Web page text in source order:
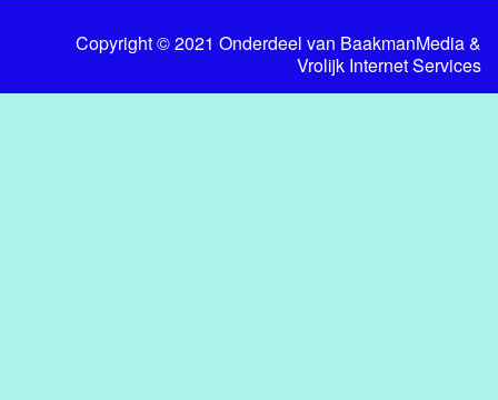
Copyright © 2021 Onderdeel van BaakmanMedia&
Vrolijk Internet Services